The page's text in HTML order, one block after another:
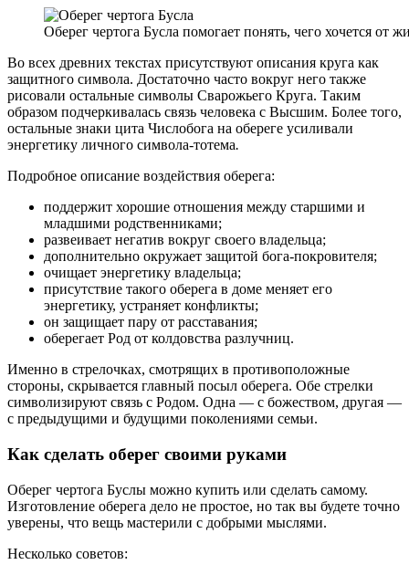
Оберег чертога Бусла помогает понять, чего хочется от
Во всех древних текстах присутствуют описания круга как
защитного символа. Достаточно часто вокруг него также
рисовали остальные символы Сварожьего Круга. Таким
образом подчеркивалась связь человека с Высшим. Более того,
остальные знаки цита Числобога на обереге усиливали
энергетику личного символа-тотема.
Подробное описание воздействия оберега:
поддержит хорошие отношения между старшими и
младшими родственниками;
развеивает негатив вокруг своего владельца;
дополнительно окружает защитой бога-покровителя;
очищает энергетику владельца;
присутствие такого оберега в доме меняет его
энергетику, устраняет конфликты;
он защищает пару от расставания;
оберегает Род от колдовства разлучниц.
Именно в стрелочках, смотрящих в противоположные
стороны, скрывается главный посыл оберега. Обе стрелки
символизируют связь с Родом. Одна — с божеством, другая —
с предыдущими и будущими поколениями семьи.
Как сделать оберег своими руками
Оберег чертога Буслы можно купить или сделать самому.
Изготовление оберега дело не простое, но так вы будете точно
уверены, что вещь мастерили с добрыми мыслями.
Несколько советов: